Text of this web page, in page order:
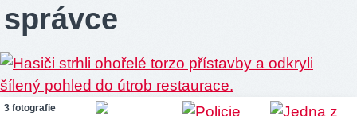
správce
3 fotografie